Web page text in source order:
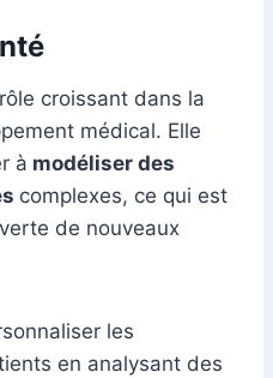
croissant dans la
médical. Elle
à modéliser des
complexes, ce qui est
de nouveaux
les
en analysant des